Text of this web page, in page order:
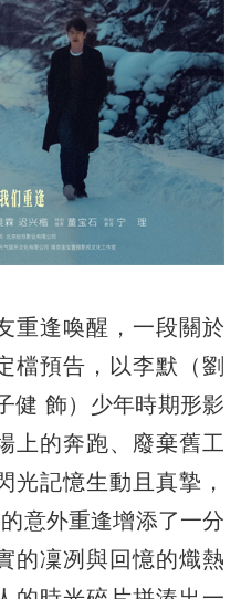
逢喚醒，一段關於
檔預告，以李默（劉
健 飾）少年時期形影
上的奔跑、廢棄舊工
光記憶生動且真摯，
意外重逢增添了一分
的凜冽與回憶的熾熱